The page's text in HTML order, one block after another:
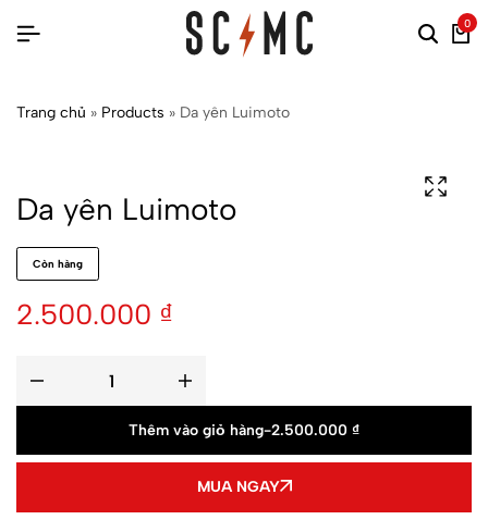
0
Trang chủ » Products » Da yên Luimoto
Da yên Luimoto
Còn hàng
2.500.000 ₫
Thêm vào giỏ hàng-2.500.000 ₫
MUA NGAY